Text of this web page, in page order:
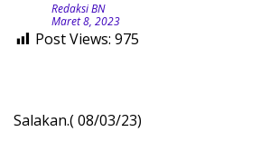
Redaksi BN
Maret 8, 2023
Post Views: 975
Salakan.( 08/03/23)